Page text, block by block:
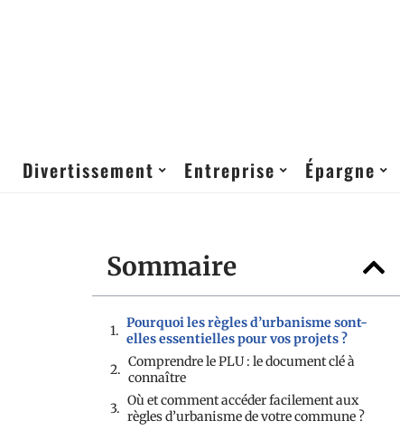
Divertissement Entreprise Épargne
Sommaire
Pourquoi les règles d’urbanisme sont-
elles essentielles pour vos projets ?
Comprendre le PLU : le document clé à
connaître
Où et comment accéder facilement aux
règles d’urbanisme de votre commune ?